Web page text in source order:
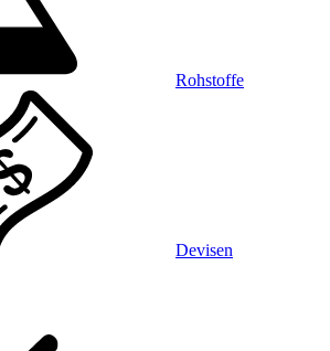
Rohstoffe
Devisen